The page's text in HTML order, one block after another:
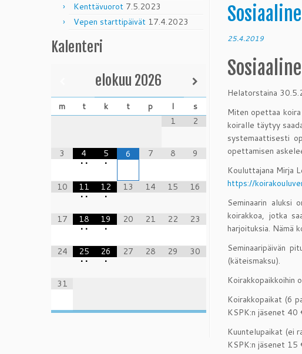
Kenttävuorot 7.5.2023
Vepen starttipäivät 17.4.2023
Kalenteri
elokuu 2026
m t k t p l
s
1
2
3
4
• •
5
•
6 7 8 9
10
11
• •
12
•
13 14 15 16
17
18
• •
19
•
20 21 22 23
24
25
• •
26
•
27 28 29 30
31
25.4.2019
Helatorstaina
Miten opettaa
koiralle täytyy
systemaattisesti
opettamisen
Kouluttajana Mirja
https://
Seminaarin aluksi
koirakkoa, jotka
harjoituksia. Nämä
Seminaaripäivän
(käteismaksu).
Koirakkopaikkoihin
Koirakkopaikat (6
KSPK:n jäsenet
Kuuntelupaikat (ei
KSPK:n jäsenet